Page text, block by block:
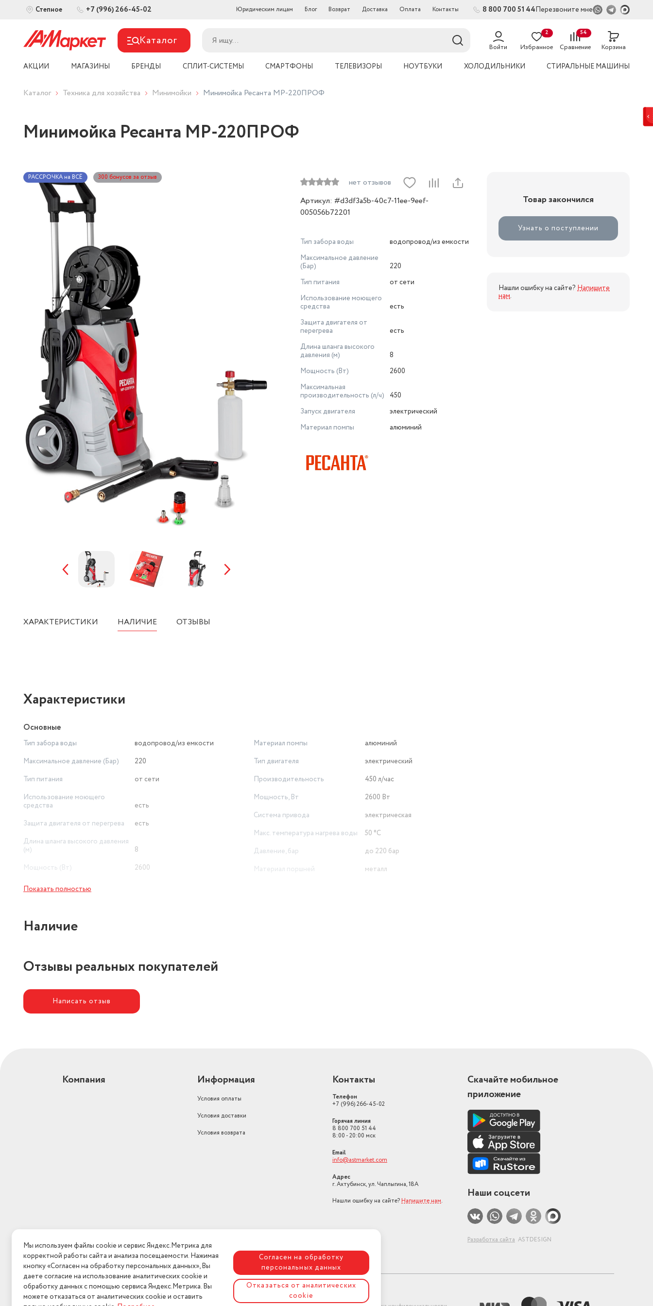
Степное +7 (996) 266-45-02 Юридическим лицам Блог Возврат Доставка Оплата Контакты 8 800 700 51 44Перезвоните мне
Каталог Войти Избранное
2
Сравнение
54
Корзина
АКЦИИ МАГАЗИНЫ БРЕНДЫ СПЛИТ-СИСТЕМЫ СМАРТФОНЫ ТЕЛЕВИЗОРЫ НОУТБУКИ ХОЛОДИЛЬНИКИ СТИРАЛЬНЫЕ МАШИНЫ
Каталог Техника для хозяйства Минимойки Минимойка Ресанта МР-220ПРОФ
Минимойка Ресанта МР-220ПРОФ
РАССРОЧКА на ВСЁ 300 бонусов за отзыв
нет отзывов
Артикул: #d3df3a5b-40c7-11ee-9eef-
005056b72201
Тип забора воды
водопровод/из емкости
Максимальное давление
(Бар)
220
Тип питания
от сети
Использование моющего
средства
есть
Защита двигателя от
перегрева
есть
Длина шланга высокого
давления (м)
8
Мощность (Вт)
2600
Максимальная
производительность (л/ч)
450
Запуск двигателя
электрический
Материал помпы
алюминий
Товар закончился
Узнать о поступлении
Нашли ошибку на сайте? Напишите
нам.
ХАРАКТЕРИСТИКИ НАЛИЧИЕ ОТЗЫВЫ
Характеристики
Основные
Тип забора воды
водопровод/из емкости
Максимальное давление (Бар)
220
Тип питания
от сети
Использование моющего
средства
есть
Защита двигателя от перегрева
есть
Длина шланга высокого давления
(м)
8
Мощность (Вт)
2600
Максимальная
производительность (л/ч)
Материал помпы
алюминий
Тип двигателя
электрический
Производительность
450 л/час
Мощность, Вт
2600 Вт
Система привода
электрическая
Макс. температура нагрева воды
50 °С
Давление, бар
до 220 бар
Материал поршней
металл
Показать полностью
Наличие
Отзывы реальных покупателей
Написать отзыв
Компания Информация
Условия оплаты
Условия доставки
Условия возврата
Контакты
Телефон
+7 (996) 266-45-02
Горячая линия
8 800 700 51 44
8:00 - 20:00 мск
Email
info@astmarket.com
Адрес
г. Ахтубинск, ул. Чаплыгина, 18А
Нашли ошибку на сайте? Напишите нам.
Скачайте мобильное
приложение
Наши соцсети
Разработка сайта ASTDESIGN
Мы используем файлы cookie и сервис Яндекс.Метрика для
корректной работы сайта и анализа посещаемости. Нажимая
кнопку «Согласен на обработку персональных данных», Вы
даете согласие на использование аналитических cookie и
обработку данных с помощью сервиса Яндекс.Метрика. Вы
можете отказаться от аналитических cookie и оставить
Согласен на обработку
персональных данных
Отказаться от аналитических
cookie